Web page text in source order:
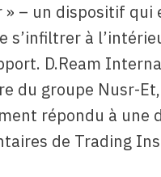
» – un dispositif qui
s’infiltrer à
D.Ream
du groupe Nusr-Et,
répondu à une
de Trading